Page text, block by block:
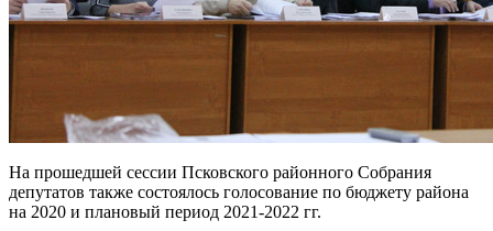
На прошедшей сессии Псковского районного Собрания
депутатов также состоялось голосование по бюджету района
на 2020 и плановый период 2021-2022 гг.